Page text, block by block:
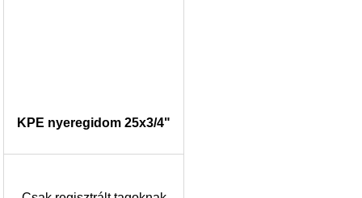
KPE nyeregidom 25x3/4"